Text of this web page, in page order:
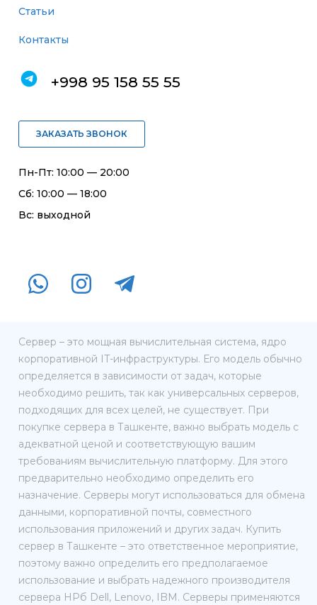
Статьи
Контакты
+998 95 158 55 55
ЗАКАЗАТЬ ЗВОНОК
Пн-Пт: 10:00 — 20:00
Сб: 10:00 — 18:00
Вс: выходной
Сервер – это мощная вычислительная система, ядро
корпоративной IT-инфраструктуры. Его модель обычно
определяется в зависимости от задач, которые
необходимо решить, так как универсальных серверов,
подходящих для всех целей, не существует. При
покупке сервера в Ташкенте, важно выбрать модель с
адекватной ценой и соответствующую вашим
требованиям вычислительную платформу. Для этого
предварительно необходимо определить его
назначение. Серверы могут использоваться для обмена
данными, корпоративной почты, совместного
использования приложений и других задач. Купить
сервер в Ташкенте – это ответственное мероприятие,
поэтому важно определить его предполагаемое
использование и выбрать надежного производителя
сервера HPб Dell, Lenovo, IBM. Серверы применяются